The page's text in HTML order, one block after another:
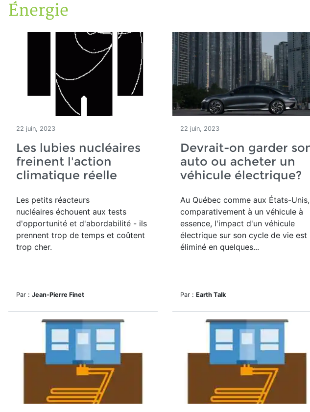
Accueil
Articles
Énergie
Énergie
22 juin, 2023
Les lubies nucléaires
freinent l'action
climatique réelle
Les petits réacteurs
nucléaires échouent aux tests
d'opportunité et d'abordabilité - ils
prennent trop de temps et coûtent
trop cher.
Par : Jean-Pierre Finet
22 juin, 2023
Devrait-on garder
auto ou acheter un
véhicule électrique?
Au Québec comme aux États-Unis,
comparativement à un véhicule à
essence, l'impact d'un véhicule
électrique sur son cycle de vie est
éliminé en quelques...
Par : Earth Talk